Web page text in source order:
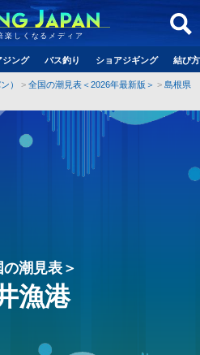
楽しくなるメディア
ジング バス釣り ショアジギング 結び
） 全国の潮見表＜2026年最新版＞
島根県
の潮見表＞
漁港